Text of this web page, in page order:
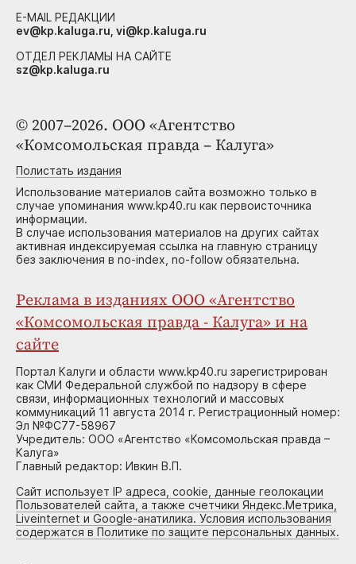
© 2007–2026. ООО «Агентство
«Комсомольская правда – Калуга»
Полистать издания
Использование материалов сайта возможно только в
случае упоминания www.kp40.ru как первоисточника
информации.
В случае использования материалов на других сайтах
активная индексируемая ссылка на главную страницу
без заключения в no-index, no-follow обязательна.
Реклама в изданиях ООО «Агентство
«Комсомольская правда - Калуга» и на
сайте
Портал Калуги и области www.kp40.ru зарегистрирован
как СМИ Федеральной службой по надзору в сфере
связи, информационных технологий и массовых
коммуникаций 11 августа 2014 г. Регистрационный номер:
Эл №ФС77-58967
Учредитель: ООО «Агентство «Комсомольская правда –
Калуга»
Главный редактор: Ивкин В.П.
Сайт использует IP адреса, cookie, данные геолокации
Пользователей сайта, а также счетчики Яндекс.Метрика,
Liveinternet и Google-анатилика. Условия использования
содержатся в Политике по защите персональных данных.
E-MAIL РЕДАКЦИИ
ev@kp.kaluga.ru, vi@kp.kaluga.ru
ОТДЕЛ РЕКЛАМЫ НА САЙТЕ
sz@kp.kaluga.ru